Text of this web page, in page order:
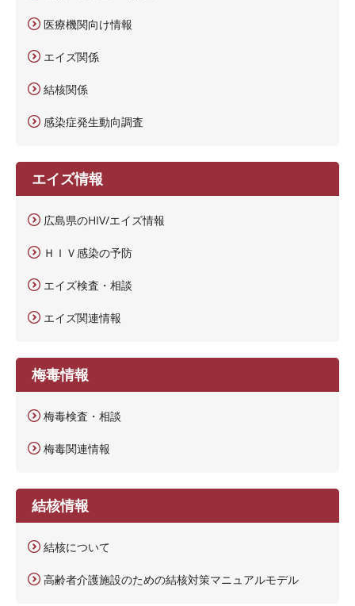
医療機関向け情報
エイズ関係
結核関係
感染症発生動向調査
エイズ情報
広島県のHIV/エイズ情報
ＨＩＶ感染の予防
エイズ検査・相談
エイズ関連情報
梅毒情報
梅毒検査・相談
梅毒関連情報
結核情報
結核について
高齢者介護施設のための結核対策マニュアルモデル